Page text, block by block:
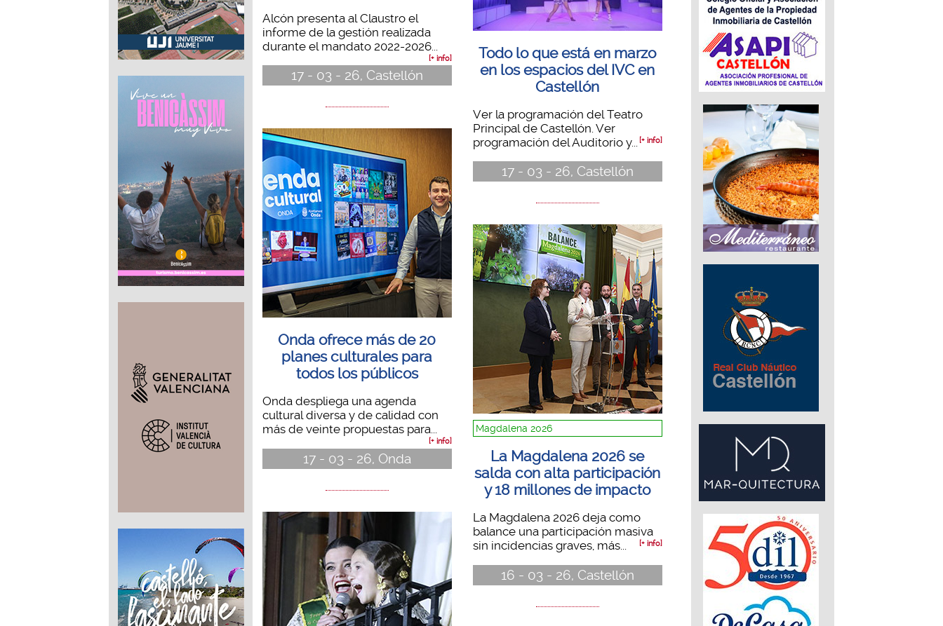
Alcón presenta al Claustro el
informe de la gestión realizada
durante el mandato 2022-2026...
[+ info]
17 - 03 - 26, Castellón
Onda ofrece más de 20
planes culturales para
todos los públicos
Onda despliega una agenda
cultural diversa y de calidad con
más de veinte propuestas para...
[+ info]
17 - 03 - 26, Onda
Todo lo que está en marzo
en los espacios del IVC en
Castellón
Ver la programación del Teatro
Principal de Castellón. Ver
programación del Auditorio y... [+ info]
17 - 03 - 26, Castellón
Magdalena 2026
La Magdalena 2026 se
salda con alta participación
y 18 millones de impacto
La Magdalena 2026 deja como
balance una participación masiva
sin incidencias graves, más...
[+ info]
16 - 03 - 26, Castellón